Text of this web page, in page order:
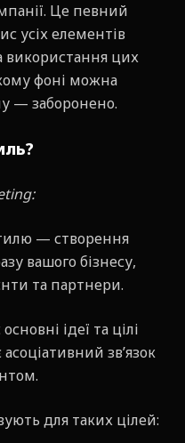
Це певний
усіх елементів
використання цих
фоні можна
— заборонено.
— створення
вашого бізнесу,
та партнери.
ідеї та цілі
звʼязок
для таких цілей: